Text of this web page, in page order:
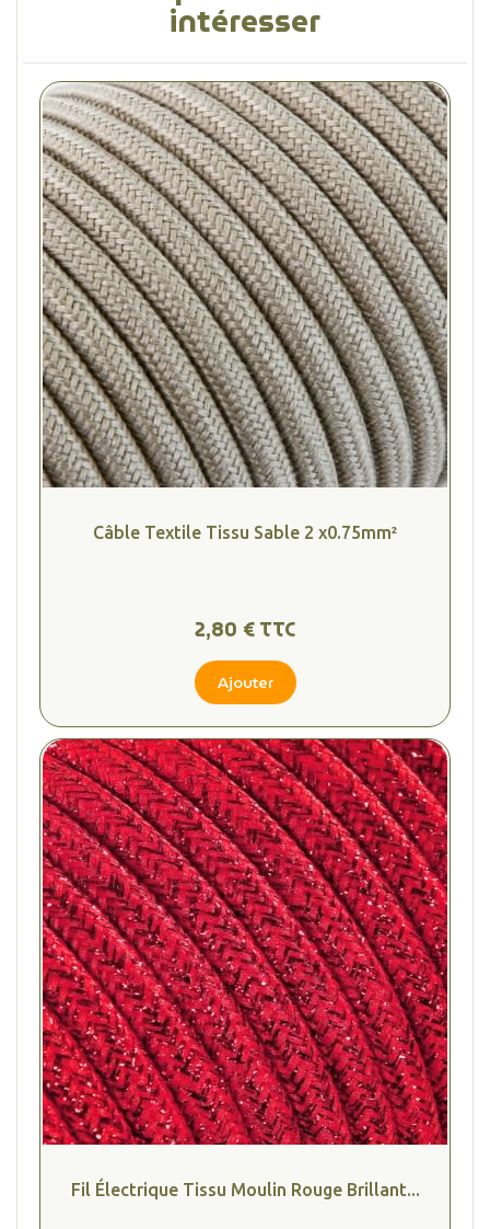
intéresser
Câble Textile Tissu Sable 2 x0.75mm²
2,80 € TTC
Ajouter
Fil Électrique Tissu Moulin Rouge Brillant...